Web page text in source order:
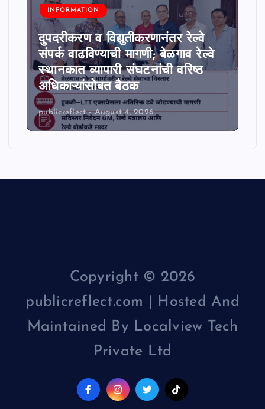
INFORMATION
दुपदरीकरण व विद्युतीकरणानंतर रेल्वे
संपर्क वाढविण्याची मागणी; बेळगाव रेल्वे
स्थानकात व्यापारी संघटनांची वरिष्ठ
अधिकाऱ्यांसोबत बैठक
publicreflect August 4, 2026
Copyright © 2026
publicreflect.com | Hosted And
Maintained By Localview Tech
Private Ltd